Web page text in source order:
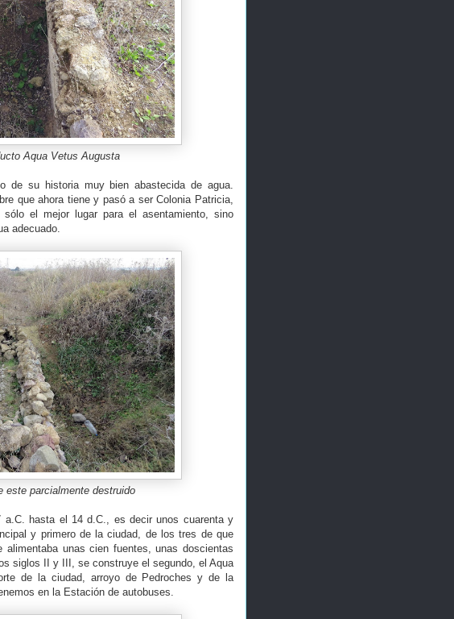
Aqua Vetus Augusta
de su historia muy bien abastecida de agua.
que ahora tiene y pasó a ser Colonia Patricia,
el mejor lugar para el asentamiento, sino
adecuado.
este parcialmente destruido
a.C. hasta el 14 d.C., es decir unos cuarenta y
y primero de la ciudad, de los tres de que
unas cien fuentes, unas doscientas
siglos II y III, se construye el segundo, el Aqua
de la ciudad, arroyo de Pedroches y de la
en la Estación de autobuses.